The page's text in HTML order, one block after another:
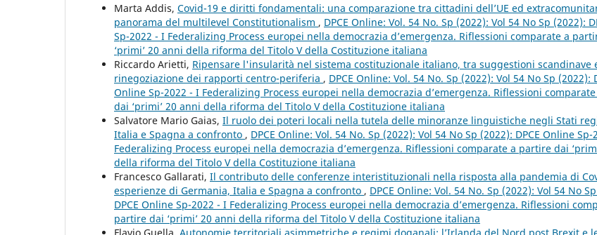
Marta Addis, Covid-19 e diritti fondamentali: una comparazione tra cittadini dell’UE ed
panorama del multilevel Constitutionalism , DPCE Online: Vol. 54 No. Sp (2022): Vol 54 No Sp (2022):
Sp-2022 - I Federalizing Process europei nella democrazia d’emergenza. Riflessioni comparate a
‘primi’ 20 anni della riforma del Titolo V della Costituzione italiana
Riccardo Arietti, Ripensare l'insularità nel sistema costituzionale italiano, tra suggestioni scandinave
rinegoziazione dei rapporti centro-periferia , DPCE Online: Vol. 54 No. Sp (2022): Vol 54 No Sp (2022):
Online Sp-2022 - I Federalizing Process europei nella democrazia d’emergenza. Riflessioni
dai ‘primi’ 20 anni della riforma del Titolo V della Costituzione italiana
Salvatore Mario Gaias, Il ruolo dei poteri locali nella tutela delle minoranze linguistiche negli Stati
Italia e Spagna a confronto , DPCE Online: Vol. 54 No. Sp (2022): Vol 54 No Sp (2022): DPCE Online Sp-
Federalizing Process europei nella democrazia d’emergenza. Riflessioni comparate a partire dai
della riforma del Titolo V della Costituzione italiana
Francesco Gallarati, Il contributo delle conferenze interistituzionali nella risposta alla pandemia di
esperienze di Germania, Italia e Spagna a confronto , DPCE Online: Vol. 54 No. Sp (2022): Vol 54 No
DPCE Online Sp-2022 - I Federalizing Process europei nella democrazia d’emergenza. Riflessioni
partire dai ‘primi’ 20 anni della riforma del Titolo V della Costituzione italiana